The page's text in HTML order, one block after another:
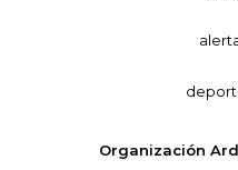
Organización